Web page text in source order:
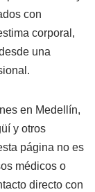
con
corporal,
una
en Medellín,
y otros
página no es
médicos o
directo con